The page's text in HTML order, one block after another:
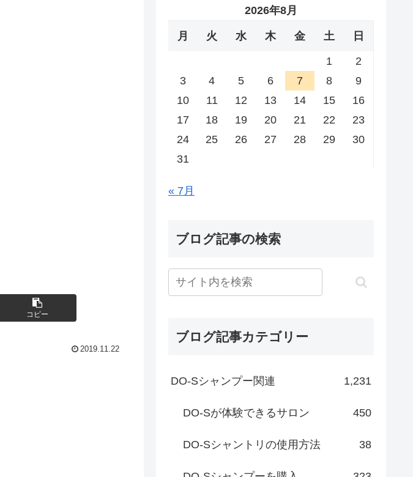
コピー
2019.11.22
2026年8月
月 火 水 木 金 土 日
1
2
3
4 5 6 7 8
9
10
11 12 13 14 15
16
17
18 19 20 21 22
23
24
25 26 27 28 29
30
31
« 7月
ブログ記事の検索
ブログ記事カテゴリー
DO-Sシャンプー関連 1,231
DO-Sが体験できるサロン 450
DO-Sシャントリの使用方法 38